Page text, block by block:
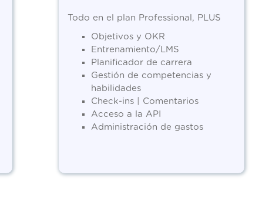
Todo en el plan Professional, PLUS
Objetivos y OKR
Entrenamiento/LMS
Planificador de carrera
Gestión de competencias y
habilidades
Check-ins | Comentarios
Acceso a la API
Administración de gastos